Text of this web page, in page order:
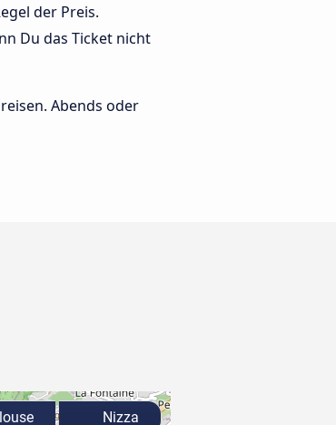
der Preis.
Du das Ticket nicht
Abends oder
Nizza